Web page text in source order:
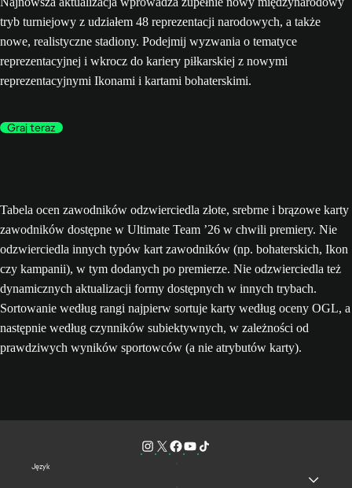
tryb turniejowy z udziałem 48 reprezentacji narodowych, a także
nowe, realistyczne stadiony. Podejmij wyzwania o tematyce
reprezentacyjnej i wkrocz do kariery piłkarskiej z nowymi
reprezentacyjnymi Ikonami i kartami bohaterskimi.
Graj teraz
Tabela ocen zawodników odzwierciedla złote, srebrne i brązowe karty
zawodników dostępne w Ultimate Team ’26 w chwili premiery. Nie
odzwierciedla innych typów kart zawodników (np. bohaterskich, Ikon
czy kampanii), w tym dodanych po premierze. Nie odzwierciedla też
dynamicznych aktualizacji formy dostępnych w innych trybach.
Sortowanie według rangi najpierw sortuje karty według oceny OGL, a
następnie według czynników subiektywnych, w zależności od
prawdziwych wyników sportowców (a nie atrybutów karty).
Język